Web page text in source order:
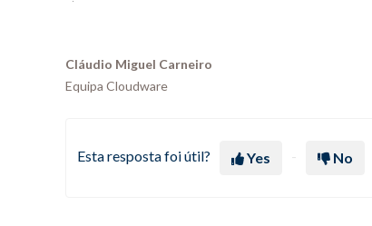
Cláudio Miguel Carneiro
Equipa Cloudware
Esta resposta foi útil? Yes No